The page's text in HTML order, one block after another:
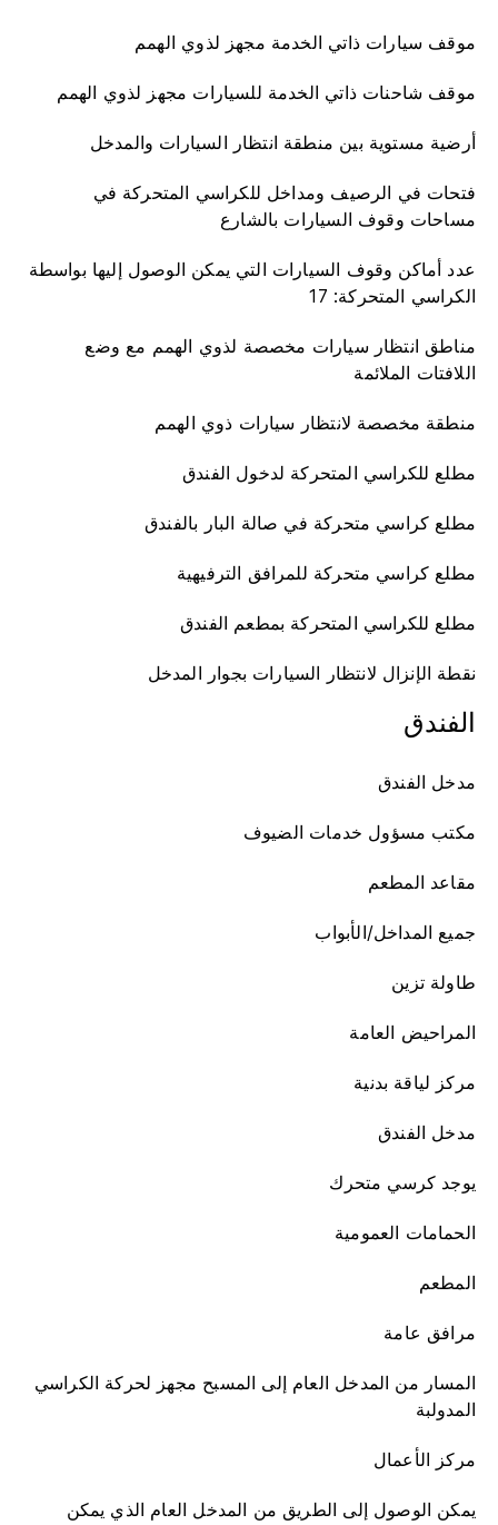
موقف سيارات ذاتي الخدمة مجهز لذوي الهمم
موقف شاحنات ذاتي الخدمة للسيارات مجهز لذوي الهمم
أرضية مستوية بين منطقة انتظار السيارات والمدخل
فتحات في الرصيف ومداخل للكراسي المتحركة في
مساحات وقوف السيارات بالشارع
عدد أماكن وقوف السيارات التي يمكن الوصول إليها بواسطة
الكراسي المتحركة: 17
مناطق انتظار سيارات مخصصة لذوي الهمم مع وضع
اللافتات الملائمة
منطقة مخصصة لانتظار سيارات ذوي الهمم
مطلع للكراسي المتحركة لدخول الفندق
مطلع كراسي متحركة في صالة البار بالفندق
مطلع كراسي متحركة للمرافق الترفيهية
مطلع للكراسي المتحركة بمطعم الفندق
نقطة الإنزال لانتظار السيارات بجوار المدخل
الفندق
مدخل الفندق
مكتب مسؤول خدمات الضيوف
مقاعد المطعم
جميع المداخل/الأبواب
طاولة تزين
المراحيض العامة
مركز لياقة بدنية
مدخل الفندق
يوجد كرسي متحرك
الحمامات العمومية
المطعم
مرافق عامة
المسار من المدخل العام إلى المسبح مجهز لحركة الكراسي
المدولبة
مركز الأعمال
يمكن الوصول إلى الطريق من المدخل العام الذي يمكن